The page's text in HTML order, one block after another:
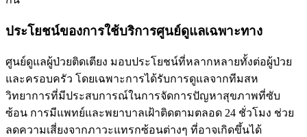
ประโยชน์ของการใช้บริการศูนย์ดูแลเฉพาะทาง
ศูนย์ดูแลผู้ป่วยติดเตียง มอบประโยชน์ที่หลากหลายทั้งต่อผู้ป่วย
และครอบครัว โดยเฉพาะการได้รับการดูแลจากทีมสห
วิทยาการที่มีประสบการณ์ในการจัดการปัญหาสุขภาพที่ซับ
ซ้อน การมีแพทย์และพยาบาลเฝ้าติดตามตลอด 24 ชั่วโมง ช่วย
ลดความเสี่ยงจากภาวะแทรกซ้อนต่างๆ ที่อาจเกิดขึ้นได้